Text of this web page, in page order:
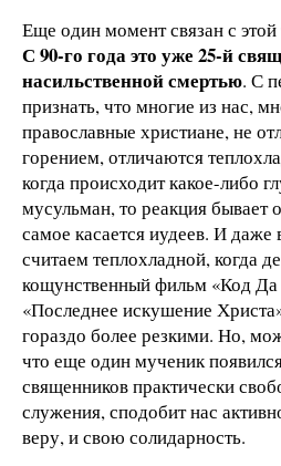
Еще один момент связан с
С 90-го года это уже 25-й
насильственной смертью. С
признать, что многие из нас,
православные христиане, не
горением, отличаются
когда происходит какое-либо
мусульман, то реакция бывает
самое касается иудеев. И
считаем теплохладной, когда
кощунственный фильм «Код Да
«Последнее искушение
гораздо более резкими. Но,
что еще один мученик
священников практически
служения, сподобит нас
веру, и свою солидарность.